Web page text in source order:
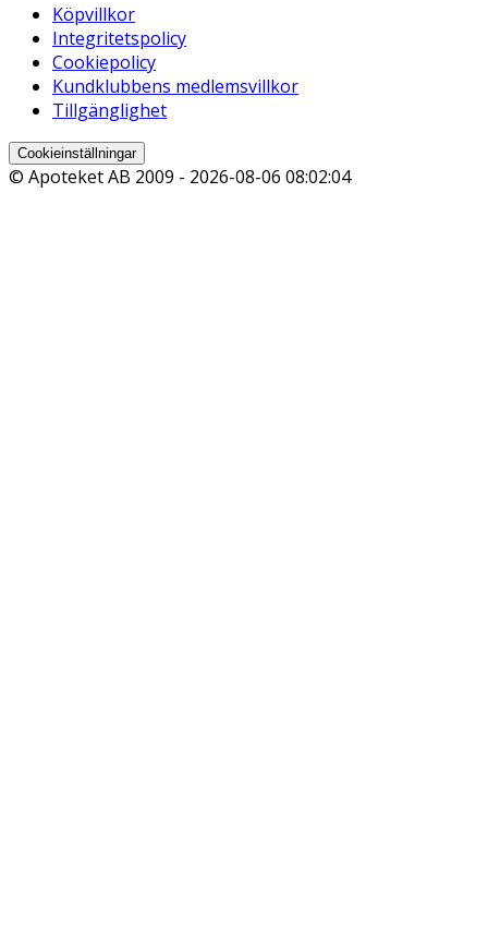
Köpvillkor
Integritetspolicy
Cookiepolicy
Kundklubbens medlemsvillkor
Tillgänglighet
Cookieinställningar
© Apoteket AB 2009 - 2026-08-06 08:02:04